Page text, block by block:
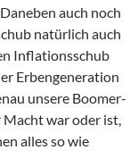
auch noch
natürlich auch
Inflationsschub
Erbengeneration
unsere Boomer-
war oder ist,
alles so wie